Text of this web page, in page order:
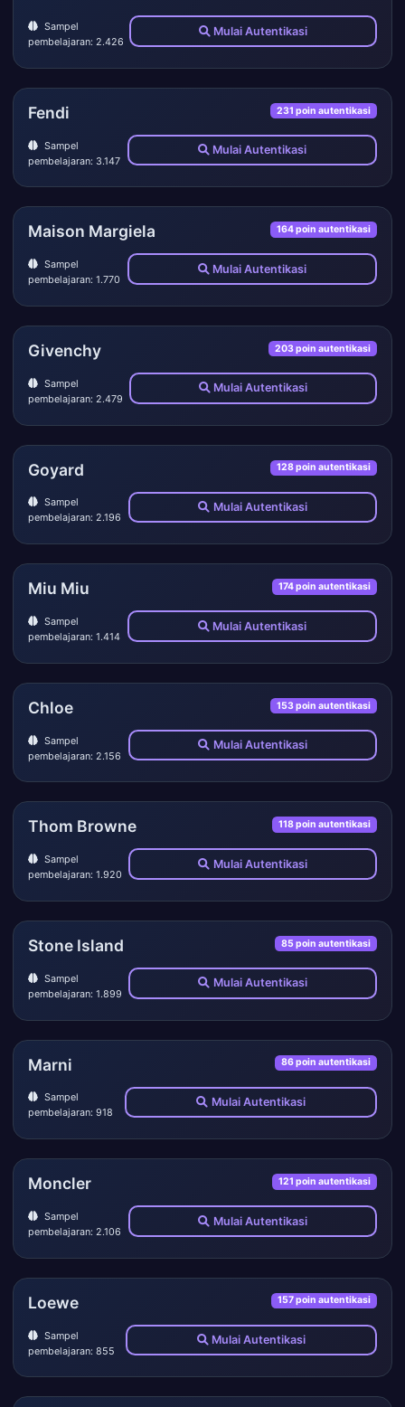
Sampel
pembelajaran: 2.426
Mulai Autentikasi
Fendi 231 poin autentikasi
Sampel
pembelajaran: 3.147
Mulai Autentikasi
Maison Margiela 164 poin autentikasi
Sampel
pembelajaran: 1.770
Mulai Autentikasi
Givenchy 203 poin autentikasi
Sampel
pembelajaran: 2.479
Mulai Autentikasi
Goyard 128 poin autentikasi
Sampel
pembelajaran: 2.196
Mulai Autentikasi
Miu Miu 174 poin autentikasi
Sampel
pembelajaran: 1.414
Mulai Autentikasi
Chloe 153 poin autentikasi
Sampel
pembelajaran: 2.156
Mulai Autentikasi
Thom Browne 118 poin autentikasi
Sampel
pembelajaran: 1.920
Mulai Autentikasi
Stone Island 85 poin autentikasi
Sampel
pembelajaran: 1.899
Mulai Autentikasi
Marni 86 poin autentikasi
Sampel
pembelajaran: 918
Mulai Autentikasi
Moncler 121 poin autentikasi
Sampel
pembelajaran: 2.106
Mulai Autentikasi
Loewe 157 poin autentikasi
Sampel
pembelajaran: 855
Mulai Autentikasi